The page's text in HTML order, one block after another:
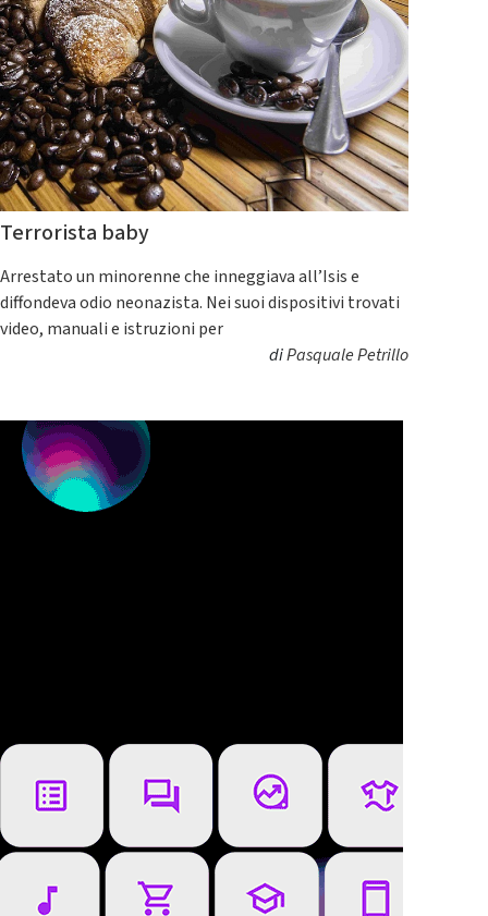
Terrorista baby
Arrestato un minorenne che inneggiava all’Isis e
diffondeva odio neonazista. Nei suoi dispositivi trovati
video, manuali e istruzioni per
diPasquale Petrillo